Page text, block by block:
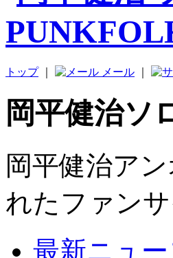
トップ｜ メール
岡平健治ソ
岡平健治ア
れたファン
最新ニュー